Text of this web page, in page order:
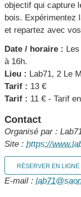
objectif qui capture
bois. Expérimentez
et repartez avec
Date / horaire :
à 16h.
Lieu : Lab71, 2 Le
Tarif : 13 €
Tarif : 11 € - Tarif
Contact
Organisé par :
Site : https://
RÉSERVER EN LIGNE
E-mail :